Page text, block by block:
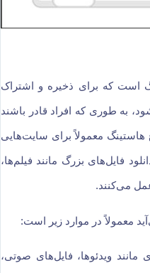
است که برای ذخیره و اشتراک
به طوری که افراد قادر باشند
هاستینگ معمولاً برای سایت‌هایی
فایل‌های بزرگ مانند فیلم‌ها،
می‌کنند.
معمولاً در موارد زیر است:
ویدئوها، فایل‌های صوتی،